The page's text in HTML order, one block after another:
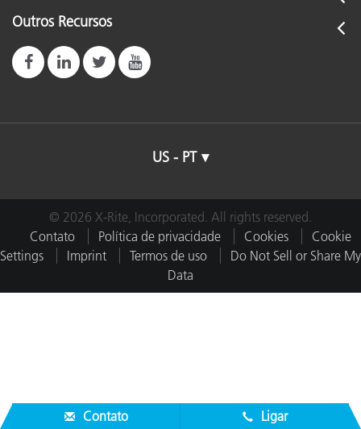
Outros Recursos
US - PT
© 2026 X-Rite, Incorporated. All rights reserved.
Contato
Política de privacidade Cookies
Cookie
Settings
Imprint Termos de uso
Do Not Sell or Share My
Data
Contato Ligar